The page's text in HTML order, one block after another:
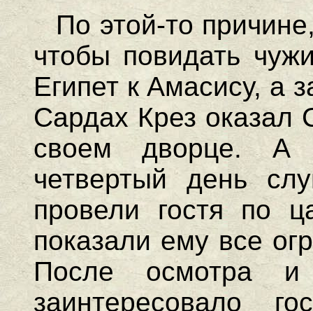
По этой-то
чтобы повидать
Египет к Амасису, а
Сардах Крез
своем дворце. А
четвертый день
провели гостя по
показали ему все
После осмотра
заинтересовало